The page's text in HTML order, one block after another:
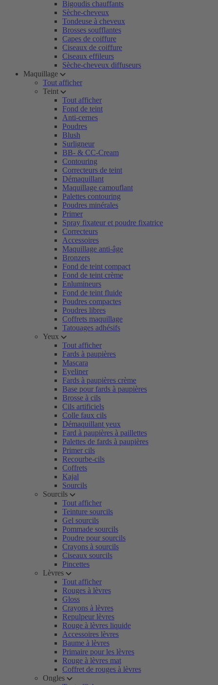
Bigoudis chauffants
Sèche-cheveux
Tondeuse à cheveux
Brosses soufflantes
Capes de coiffure
Ciseaux de coiffure
Ciseaux effileurs
Sèche-cheveux diffuseurs
Maquillage
Tout afficher
Teint
Tout afficher
Fond de teint
Anti-cernes
Poudres
Blush
Surligneur
BB- & CC-Cream
Contouring
Correcteurs de teint
Démaquillant
Maquillage camouflant
Palettes contouring
Poudres minérales
Primer
Spray fixateur et poudre fixatrice
Correcteurs
Accessoires
Maquillage anti-âge
Bronzers
Fond de teint compact
Fond de teint crème
Enlumineurs
Fond de teint fluide
Poudres compactes
Poudres libres
Coffrets maquillage
Tatouages adhésifs
Yeux
Tout afficher
Fards à paupières
Mascara
Eyeliner
Fards à paupières crème
Base pour fards à paupières
Brosse à cils
Cils artificiels
Colle faux cils
Démaquillant yeux
Fard à paupières à paillettes
Palettes de fards à paupières
Primer cils
Recourbe-cils
Coffrets
Kajal
Sourcils
Sourcils
Tout afficher
Teinture sourcils
Gel sourcils
Pommade sourcils
Poudre pour sourcils
Crayons à sourcils
Ciseaux sourcils
Pincettes
Lèvres
Tout afficher
Rouges à lèvres
Gloss
Crayons à lèvres
Repulpeur lèvres
Rouge à lèvres liquide
Accessoires lèvres
Baume à lèvres
Primaire pour les lèvres
Rouge à lèvres mat
Coffret de rouges à lèvres
Ongles